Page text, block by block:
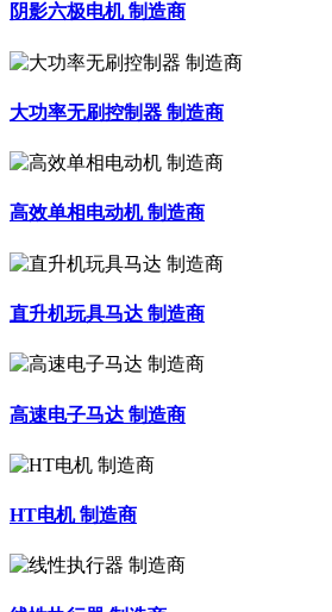
阴影六极电机 制造商
大功率无刷控制器 制造商
高效单相电动机 制造商
直升机玩具马达 制造商
高速电子马达 制造商
HT电机 制造商